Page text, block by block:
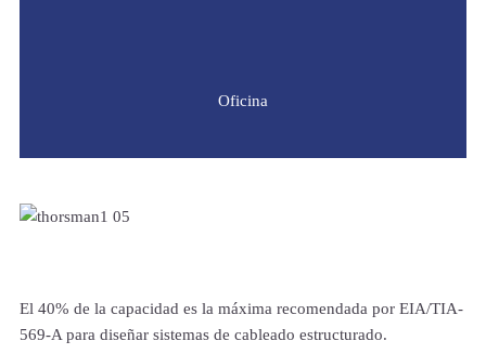
Oficina
El 40% de la capacidad es la máxima recomendada por EIA/TIA-
569-A para diseñar sistemas de cableado estructurado.